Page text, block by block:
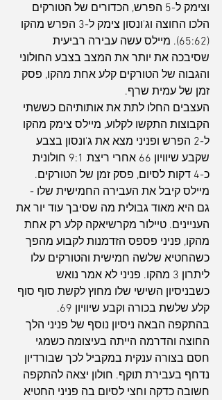
וצימק ל-5 הפרש, הכדורים של הטורקים
הלכו החוצה וג'ונסון צימק ל-3 הפרש מהקו
(65:62). מיילס עשה עבירה רביעית
שסיבכה את יותר את המצב בצבע החולוני
והגבוה של הטורקים קלע אחת מהקו, פסק
זמן של עמית שרף.
העצבים החלו לתת את אותותיהם כששתי
הקבוצות התקשו לקלוע, מיילס צימק מהקו
ל-2 הפרש ופניני מצא את ג'ונסון בצבע
שקבע שיוויון 66 אחרי ריצת 9:1 חולונית
כ-4 דקות לסיום, פסק זמן של הטורקים.
מיילס קיבל את העבירה החמישית שלו -
גם היא מאוד גבולית מה שסיבך עוד יור את
העניינים. טיילור מקרשיאקה קלע רק אחת
מהקו, פניני פספס הזדמנות לקבוע מהפך
כשהחטיא שלשה חמישית והטורקים עלו
ליתרון 3 מהקו. פניני לא אמר נואש
כשבניסיון השישי שלו מחוץ לקשת סוף סוף
קלע שלשת בכורה וקבע שיוויון 69.
בהתקפה הבאה ניסיון נוסף של פניני הלך
החוצה והדרמה הייתה בעיצומה כשמגי
חסם בצורה ענקית במקביל לכך שבורדיון
נדחף בעבירת תוקף. חולון יצאה להתקפה
חשובה כדקה וחצי לסיום בה פניני החטיא